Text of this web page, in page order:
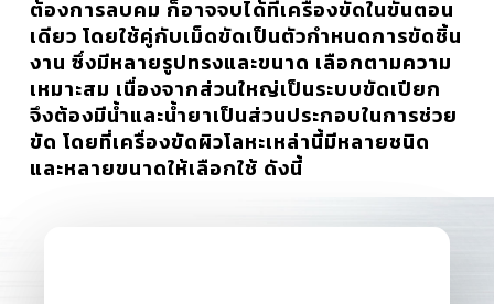
ต้องการลบคม ก็อาจจบได้ที่เครื่องขัดในขั้นตอน
เดียว โดยใช้คู่กับเม็ดขัดเป็นตัวกำหนดการขัดชิ้น
งาน ซึ่งมีหลายรูปทรงและขนาด เลือกตามความ
เหมาะสม เนื่องจากส่วนใหญ่เป็นระบบขัดเปียก
จึงต้องมีน้ำและน้ำยาเป็นส่วนประกอบในการช่วย
ขัด โดยที่เครื่องขัดผิวโลหะเหล่านี้มีหลายชนิด
และหลายขนาดให้เลือกใช้ ดังนี้